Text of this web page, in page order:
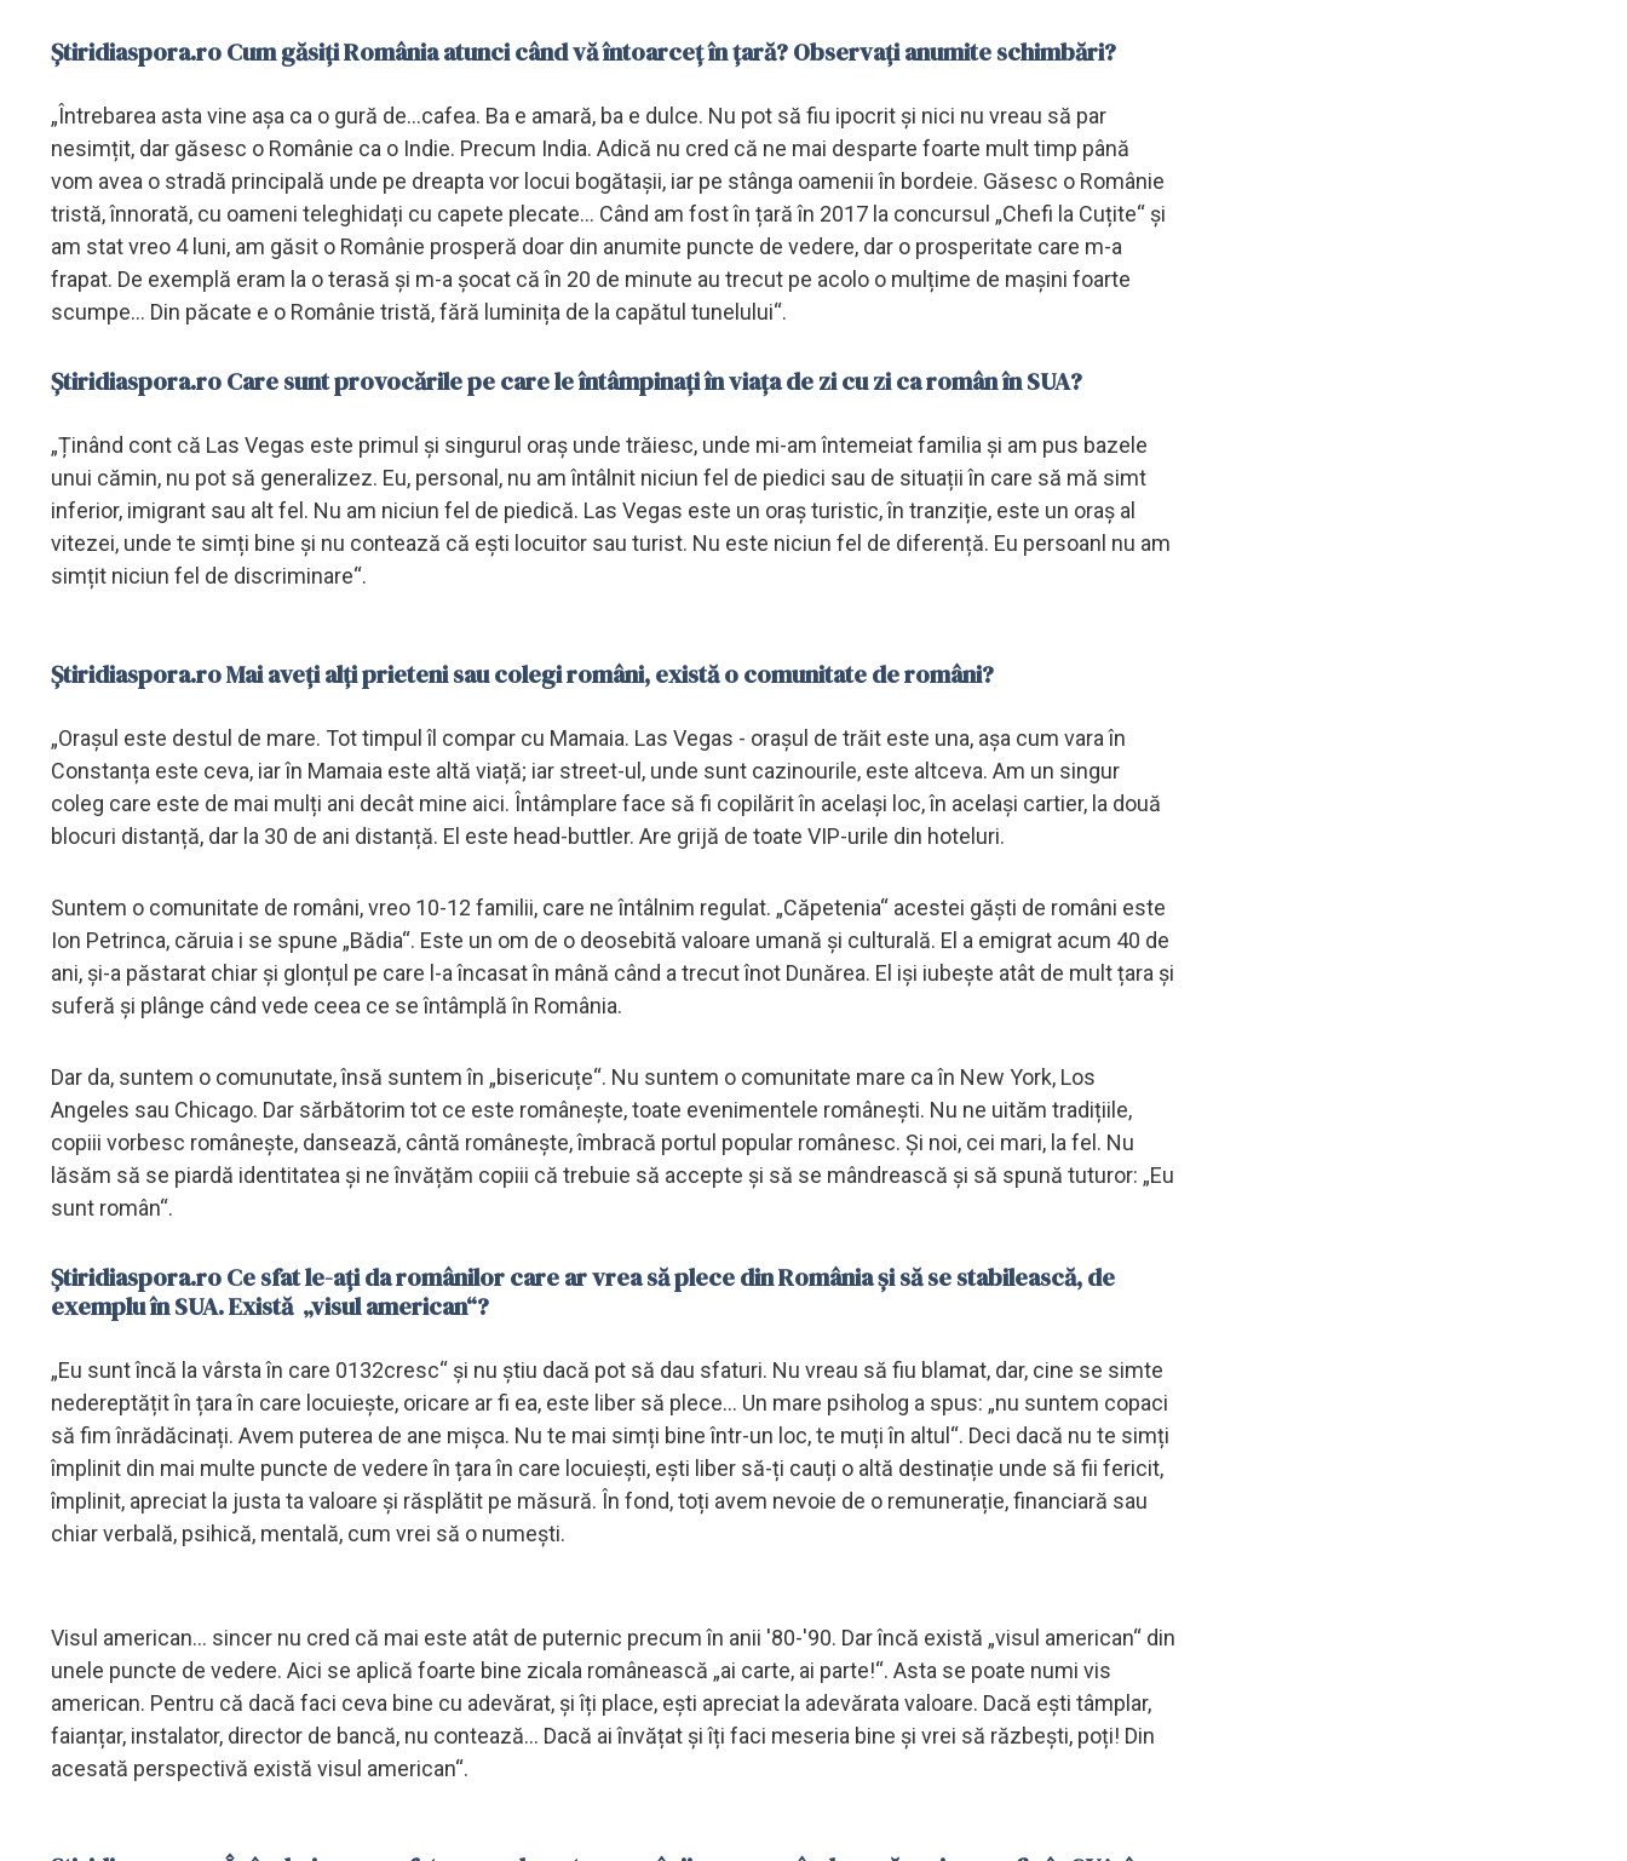
Știridiaspora.ro Cum găsiți România atunci când vă întoarceț în țară? Observați anumite schimbări?
„Întrebarea asta vine așa ca o gură de...cafea. Ba e amară, ba e dulce. Nu pot să fiu ipocrit și nici nu vreau să par
nesimțit, dar găsesc o Românie ca o Indie. Precum India. Adică nu cred că ne mai desparte foarte mult timp până
vom avea o stradă principală unde pe dreapta vor locui bogătașii, iar pe stânga oamenii în bordeie. Găsesc o Românie
tristă, înnorată, cu oameni teleghidați cu capete plecate... Când am fost în țară în 2017 la concursul „Chefi la Cuțite“ și
am stat vreo 4 luni, am găsit o Românie prosperă doar din anumite puncte de vedere, dar o prosperitate care m-a
frapat. De exemplă eram la o terasă și m-a șocat că în 20 de minute au trecut pe acolo o mulțime de mașini foarte
scumpe... Din păcate e o Românie tristă, fără luminița de la capătul tunelului“.
Știridiaspora.ro Care sunt provocările pe care le întâmpinați în viața de zi cu zi ca român în SUA?
„Ținând cont că Las Vegas este primul și singurul oraș unde trăiesc, unde mi-am întemeiat familia și am pus bazele
unui cămin, nu pot să generalizez. Eu, personal, nu am întâlnit niciun fel de piedici sau de situații în care să mă simt
inferior, imigrant sau alt fel. Nu am niciun fel de piedică. Las Vegas este un oraș turistic, în tranziție, este un oraș al
vitezei, unde te simți bine și nu contează că ești locuitor sau turist. Nu este niciun fel de diferență. Eu persoanl nu am
simțit niciun fel de discriminare“.
Știridiaspora.ro Mai aveți alți prieteni sau colegi români, există o comunitate de români?
„Orașul este destul de mare. Tot timpul îl compar cu Mamaia. Las Vegas - orașul de trăit este una, așa cum vara în
Constanța este ceva, iar în Mamaia este altă viață; iar street-ul, unde sunt cazinourile, este altceva. Am un singur
coleg care este de mai mulți ani decât mine aici. Întâmplare face să fi copilărit în același loc, în același cartier, la două
blocuri distanță, dar la 30 de ani distanță. El este head-buttler. Are grijă de toate VIP-urile din hoteluri.
Suntem o comunitate de români, vreo 10-12 familii, care ne întâlnim regulat. „Căpetenia“ acestei găști de români este
Ion Petrinca, căruia i se spune „Bădia“. Este un om de o deosebită valoare umană și culturală. El a emigrat acum 40 de
ani, și-a păstarat chiar și glonțul pe care l-a încasat în mână când a trecut înot Dunărea. El iși iubește atât de mult țara și
suferă și plânge când vede ceea ce se întâmplă în România.
Dar da, suntem o comunutate, însă suntem în „bisericuțe“. Nu suntem o comunitate mare ca în New York, Los
Angeles sau Chicago. Dar sărbătorim tot ce este românește, toate evenimentele românești. Nu ne uităm tradițiile,
copiii vorbesc românește, dansează, cântă românește, îmbracă portul popular românesc. Și noi, cei mari, la fel. Nu
lăsăm să se piardă identitatea și ne învățăm copiii că trebuie să accepte și să se mândrească și să spună tuturor: „Eu
sunt român“.
Știridiaspora.ro Ce sfat le-ați da românilor care ar vrea să plece din România și să se stabilească, de
exemplu în SUA. Există „visul american“?
„Eu sunt încă la vârsta în care 0132cresc“ și nu știu dacă pot să dau sfaturi. Nu vreau să fiu blamat, dar, cine se simte
nedereptățit în țara în care locuiește, oricare ar fi ea, este liber să plece... Un mare psiholog a spus: „nu suntem copaci
să fim înrădăcinați. Avem puterea de ane mișca. Nu te mai simți bine într-un loc, te muți în altul“. Deci dacă nu te simți
împlinit din mai multe puncte de vedere în țara în care locuiești, ești liber să-ți cauți o altă destinație unde să fii fericit,
împlinit, apreciat la justa ta valoare și răsplătit pe măsură. În fond, toți avem nevoie de o remunerație, financiară sau
chiar verbală, psihică, mentală, cum vrei să o numești.
Visul american... sincer nu cred că mai este atât de puternic precum în anii '80-'90. Dar încă există „visul american“ din
unele puncte de vedere. Aici se aplică foarte bine zicala românească „ai carte, ai parte!“. Asta se poate numi vis
american. Pentru că dacă faci ceva bine cu adevărat, și îți place, ești apreciat la adevărata valoare. Dacă ești tâmplar,
faianțar, instalator, director de bancă, nu contează... Dacă ai învățat și îți faci meseria bine și vrei să răzbești, poți! Din
acesată perspectivă există visul american“.